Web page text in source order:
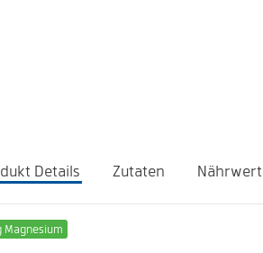
Details Zutaten
Magnesium